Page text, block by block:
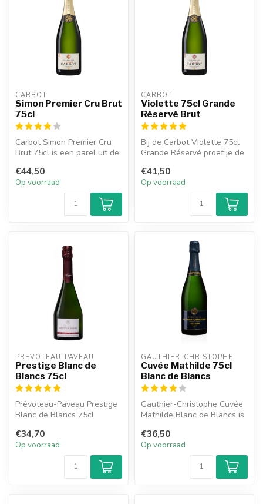
CARBOT
Simon Premier Cru Brut
75cl
Carbot Simon Premier Cru
Brut 75cl is een parel uit de
€44,50
Op voorraad
CARBOT
Violette 75cl Grande
Réservé Brut
Bij de Carbot Violette 75cl
Grande Réservé proef je de
€41,50
Op voorraad
PRÉVOTEAU-PAVEAU
Prestige Blanc de
Blancs 75cl
Prévoteau-Paveau Prestige
Blanc de Blancs 75cl
€34,70
Op voorraad
GAUTHIER-CHRISTOPHE
Cuvée Mathilde 75cl
Blanc de Blancs
Gauthier-Christophe Cuvée
Mathilde Blanc de Blancs is
van...
€36,50
Op voorraad